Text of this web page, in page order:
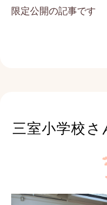
限定公開の記事です
三室小学校